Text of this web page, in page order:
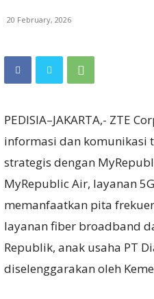
20 February, 2026
PEDISIA–JAKARTA,- ZTE
informasi dan komunikasi
strategis dengan
MyRepublic Air, layanan
memanfaatkan pita
layanan fiber broadband
Republik, anak usaha PT
diselenggarakan oleh